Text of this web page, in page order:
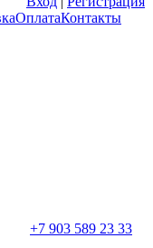
ОплатаКонтакты
+7 903 589 23 33